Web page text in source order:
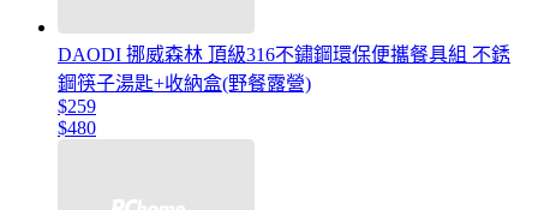
DAODI 挪威森林 頂級316不鏽鋼環保便攜餐具組 不銹
鋼筷子湯匙+收納盒(野餐露營)
$259
$480